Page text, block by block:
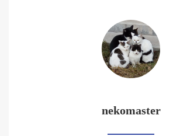
nekomaster